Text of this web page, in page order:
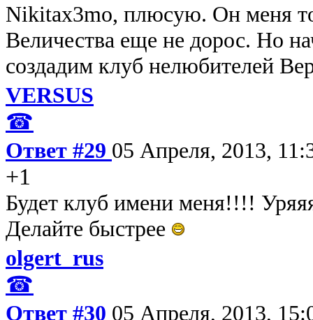
Nikitax3mo, плюсую. Он меня
Величества еще не дорос. Но
создадим клуб нелюбителей
VERSUS
☎
Ответ #29 05 Апреля, 2013,
+1
Будет клуб имени меня!!!!
Делайте быстрее
olgert_rus
☎
Ответ #30 05 Апреля, 2013,